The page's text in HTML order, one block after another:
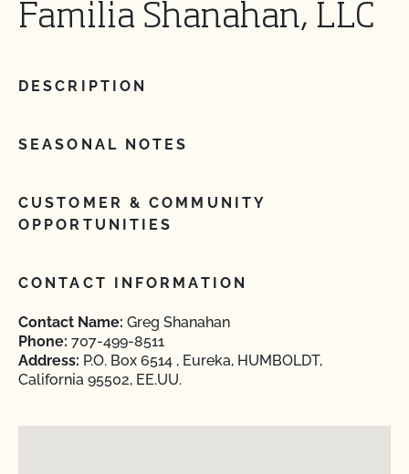
Familia Shanahan, LLC
DESCRIPTION
SEASONAL NOTES
CUSTOMER & COMMUNITY
OPPORTUNITIES
CONTACT INFORMATION
Contact Name: Greg Shanahan
Phone: 707-499-8511
Address: P.O. Box 6514 , Eureka, HUMBOLDT,
California 95502, EE.UU.